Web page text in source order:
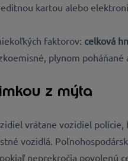
kartou alebo
faktorov: celková
plynom
z mýta
vrátane vozidiel
vozidlá.
neprekročia povolenú